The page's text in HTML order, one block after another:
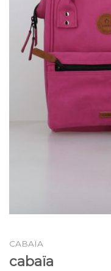
CABAÏA
cabaïa